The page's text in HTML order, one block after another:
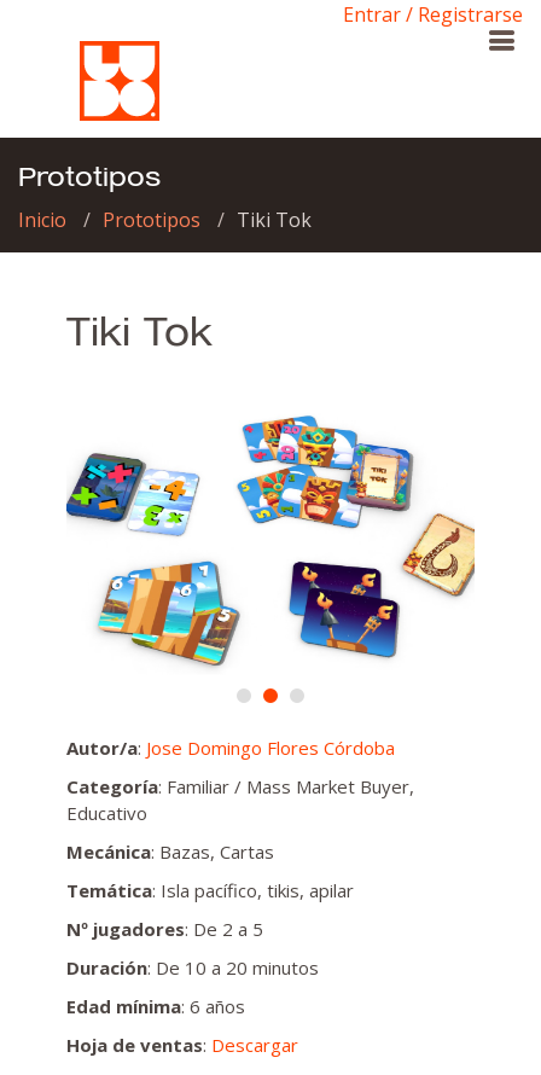
Entrar / Registrarse
Prototipos
Inicio Prototipos Tiki Tok
Tiki Tok
Autor/a: Jose Domingo Flores Córdoba
Categoría: Familiar / Mass Market Buyer,
Educativo
Mecánica: Bazas, Cartas
Temática: Isla pacífico, tikis, apilar
Nº jugadores: De 2 a 5
Duración: De 10 a 20 minutos
Edad mínima: 6 años
Hoja de ventas: Descargar